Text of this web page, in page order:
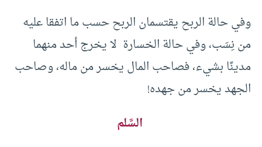
وفي حالة الربح يقتسمان الربح حسب ما اتفقا عليه
من نِسَب، وفي حالة الخسارة لا يخرج أحد منهما
مدينًا بشيء، فصاحب المال يخسر من ماله، وصاحب
الجهد يخسر من جهده!
السَّلم